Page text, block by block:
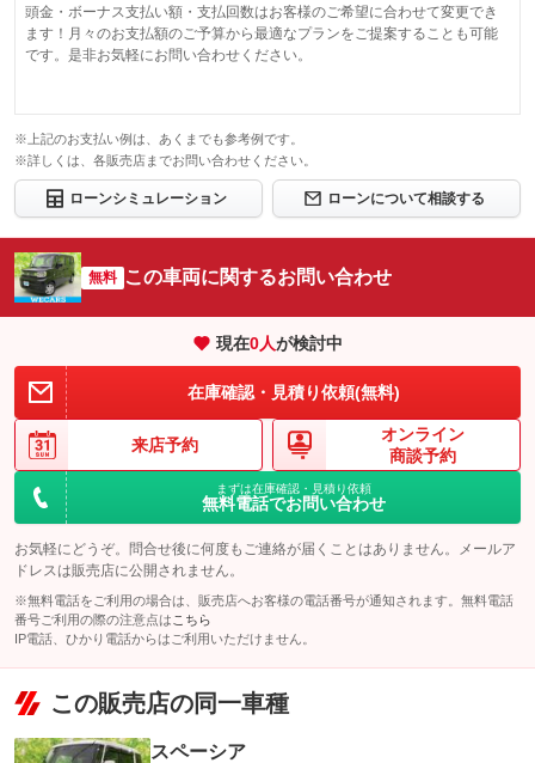
頭金・ボーナス支払い額・支払回数はお客様のご希望に合わせて変更でき
ます！月々のお支払額のご予算から最適なプランをご提案することも可能
です。是非お気軽にお問い合わせください。
※上記のお支払い例は、あくまでも参考例です。
※詳しくは、各販売店までお問い合わせください。
ローンシミュレーション ローンについて相談する
無料 この車両に関するお問い合わせ
現在0人が検討中
在庫確認・見積り依頼(無料)
来店予約
オンライン
商談予約
まずは在庫確認・見積り依頼
無料電話でお問い合わせ
お気軽にどうぞ。問合せ後に何度もご連絡が届くことはありません。メールア
ドレスは販売店に公開されません。
※無料電話をご利用の場合は、販売店へお客様の電話番号が通知されます。無料電話
番号ご利用の際の注意点は こちら
IP電話、ひかり電話からはご利用いただけません。
この販売店の同一車種
スペーシア